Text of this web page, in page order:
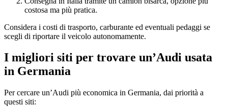
costosa ma più pratica.
Considera i costi di trasporto, carburante ed eventuali pedaggi se
scegli di riportare il veicolo autonomamente.
I migliori siti per trovare un’Audi usata
in Germania
Per cercare un’Audi più economica in Germania, dai priorità a
questi siti: